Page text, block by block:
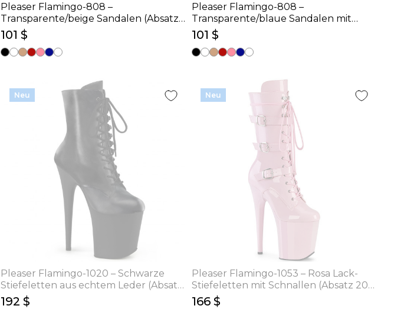
Pleaser Flamingo-808 –
Transparente/beige Sandalen (Absatz
20 cm)
101 $
Pleaser Flamingo-808 –
Transparente/blaue Sandalen mit
schwarzer Innensohle (Absatz 20 cm)
101 $
Neu
Pleaser Flamingo-1020 – Schwarze
Stiefeletten aus echtem Leder (Absatz
20 cm)
192 $
Neu
Pleaser Flamingo-1053 – Rosa Lack-
Stiefeletten mit Schnallen (Absatz 20
cm)
166 $